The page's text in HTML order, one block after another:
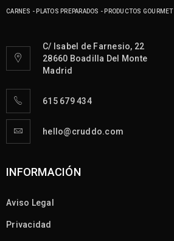
CARNES - PLATOS PREPARADOS - PRODUCTOS GOURMET
C/ Isabel de Farnesio, 22
28660 Boadilla Del Monte
Madrid
615 679 434
hello@cruddo.com
INFORMACIÓN
Aviso Legal
Privacidad